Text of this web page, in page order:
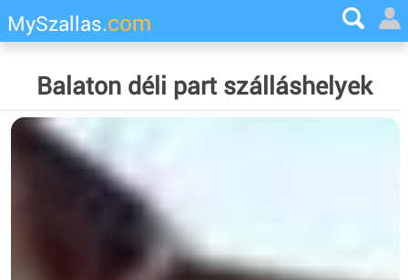
MySzallas.com
Balaton déli part szálláshelyek